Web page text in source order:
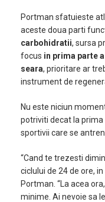
Portman sfatuieste
aceste doua parti
carbohidratii, sursa
focus in prima parte
seara, prioritare ar
instrument de
Nu este niciun
potriviti decat la
sportivii care se
“Cand te trezesti
ciclului de 24 de ore,
Portman. “La acea
minime. Ai nevoie sa